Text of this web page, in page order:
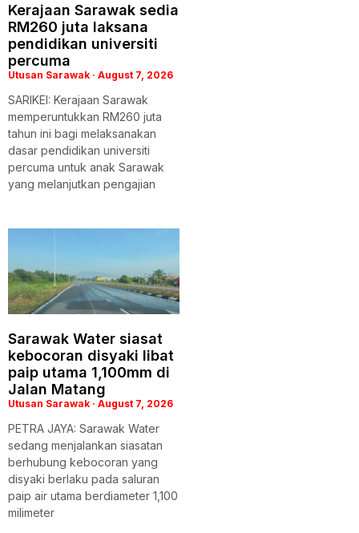
Kerajaan Sarawak sedia
RM260 juta laksana
pendidikan universiti
percuma
Utusan Sarawak August 7, 2026
SARIKEI: Kerajaan Sarawak
memperuntukkan RM260 juta
tahun ini bagi melaksanakan
dasar pendidikan universiti
percuma untuk anak Sarawak
yang melanjutkan pengajian
Sarawak Water siasat
kebocoran disyaki libat
paip utama 1,100mm di
Jalan Matang
Utusan Sarawak August 7, 2026
PETRA JAYA: Sarawak Water
sedang menjalankan siasatan
berhubung kebocoran yang
disyaki berlaku pada saluran
paip air utama berdiameter 1,100
milimeter